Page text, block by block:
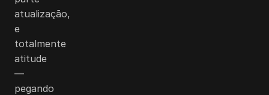
atualização,
e
totalmente
atitude
—
pegando